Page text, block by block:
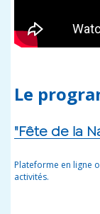
Le
"Fête de la
Plateforme en ligne
activités.